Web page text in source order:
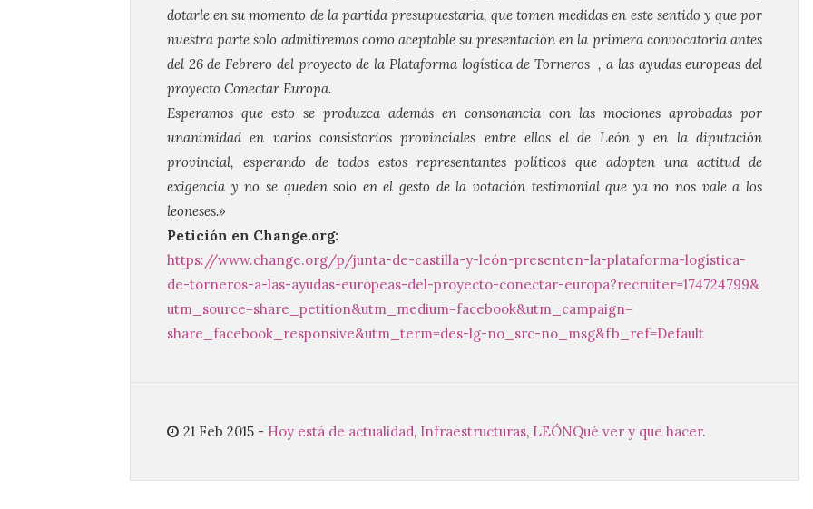
dotarle en su momento de la partida presupuestaria, que tomen medidas en este sentido y que por
nuestra parte solo admitiremos como aceptable su presentación en la primera convocatoria antes
del 26 de Febrero del proyecto de la Plataforma logística de Torneros , a las ayudas europeas del
proyecto Conectar Europa.
Esperamos que esto se produzca además en consonancia con las mociones aprobadas por
unanimidad en varios consistorios provinciales entre ellos el de León y en la diputación
provincial, esperando de todos estos representantes políticos que adopten una actitud de
exigencia y no se queden solo en el gesto de la votación testimonial que ya no nos vale a los
leoneses.»
Petición en Change.org:
https://www.change.org/p/junta-de-castilla-y-león-presenten-la-plataforma-logística-
de-torneros-a-las-ayudas-europeas-del-proyecto-conectar-europa?recruiter=174724799&
utm_source=share_petition&utm_ medium=facebook&utm_campaign=
share_facebook_responsive&utm_ term=des-lg-no_src-no_msg&fb_ ref=Default
21 Feb 2015 - Hoy está de actualidad, Infraestructuras, LEÓNQué ver y que hacer.